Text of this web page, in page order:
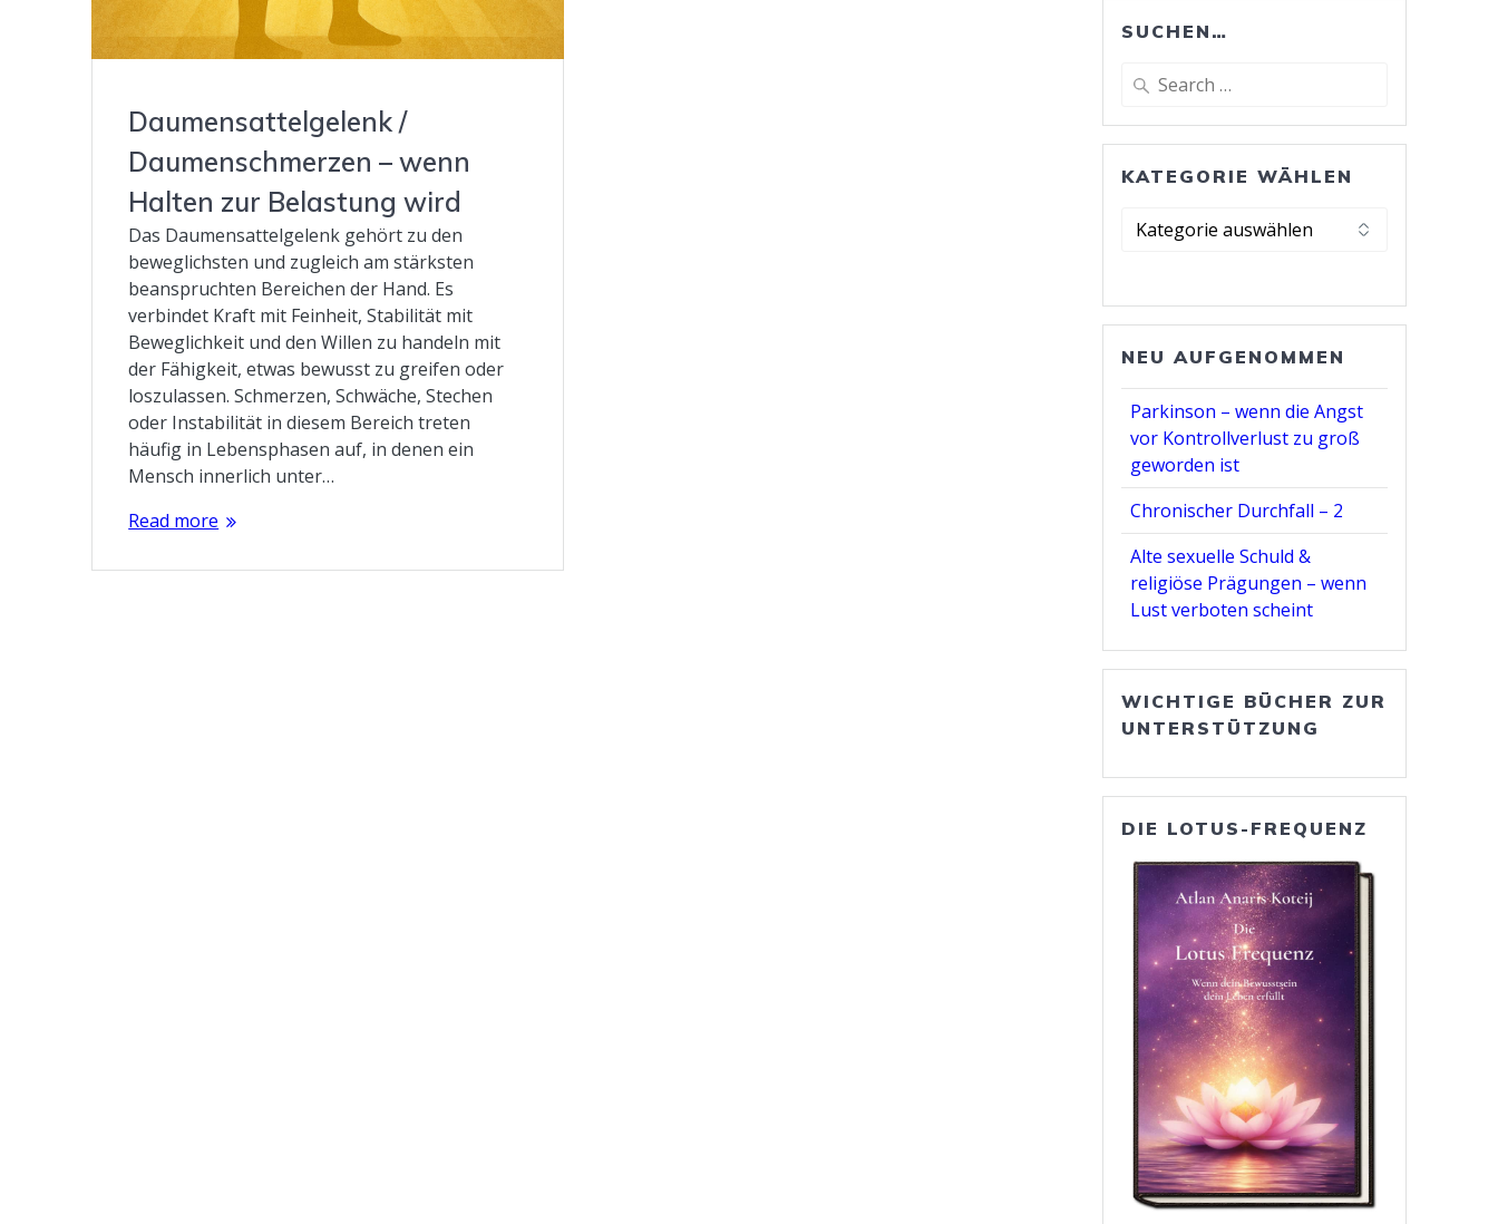
Daumensattelgelenk /
Daumenschmerzen – wenn
Halten zur Belastung wird
Das Daumensattelgelenk gehört zu den
beweglichsten und zugleich am stärksten
beanspruchten Bereichen der Hand. Es
verbindet Kraft mit Feinheit, Stabilität mit
Beweglichkeit und den Willen zu handeln mit
der Fähigkeit, etwas bewusst zu greifen oder
loszulassen. Schmerzen, Schwäche, Stechen
oder Instabilität in diesem Bereich treten
häufig in Lebensphasen auf, in denen ein
Mensch innerlich unter…
Read more
SUCHEN…
Search
KATEGORIE WÄHLEN
Kategorie
NEU AUFGENOMMEN
Parkinson – wenn die Angst
vor Kontrollverlust zu groß
geworden ist
Chronischer Durchfall – 2
Alte sexuelle Schuld &
religiöse Prägungen – wenn
Lust verboten scheint
WICHTIGE BÜCHER ZUR
UNTERSTÜTZUNG
DIE LOTUS-FREQUENZ